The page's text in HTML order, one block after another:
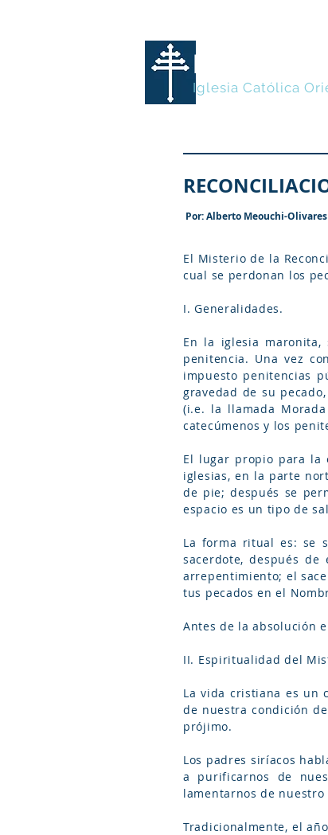
Iglesia Católica
Por: Alberto Meouchi-Olivares
El Misterio de la
cual se perdonan los
I. Generalidades.
En la iglesia
penitencia. Una vez
impuesto penitencias
gravedad de su
(i.e. la llamada
catecúmenos y los
El lugar propio para la
iglesias, en la parte
de pie; después se
La forma ritual es: se
sacerdote, después
arrepentimiento; el
tus pecados en el
Antes de la absolución
II. Espiritualidad del
La vida cristiana es un
de nuestra condición
prójimo.
Los padres siríacos
a purificarnos de
lamentarnos de
Tradicionalmente, el